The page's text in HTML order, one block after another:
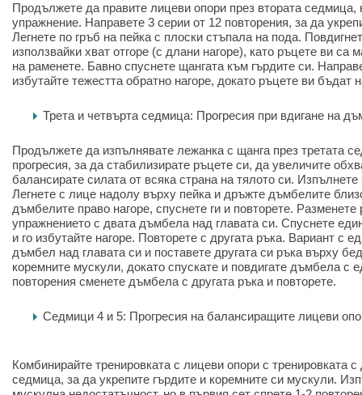
Продължете да правите лицеви опори през втората седмица,
упражнение. Направете 3 серии от 12 повторения, за да
Легнете по гръб на пейка с плоски стъпала на пода.
използвайки хват отгоре (с длани нагоре), като ръцете ви са
на раменете. Бавно спуснете щангата към гърдите си.
избутайте тежестта обратно нагоре, докато ръцете ви бъдат
Трета и четвърта седмица: Прогресия при вдигане на
Продължете да изпълнявате лежанка с щанга през третата
прогресия, за да стабилизирате ръцете си, да увеличите
балансирате силата от всяка страна на тялото си.
Легнете с лице надолу върху пейка и дръжте дъмбелите
дъмбелите право нагоре, спуснете ги и повторете. Разменете
упражнението с двата дъмбела над главата си. Спуснете
и го избутайте нагоре. Повторете с другата ръка. Вариант с
дъмбел над главата си и поставете другата си ръка върху
коремните мускули, докато спускате и повдигате дъмбела с
повторения сменете дъмбела с другата ръка и повторете.
Седмици 4 и 5: Прогресия на балансиращите лицеви
Комбинирайте тренировката с лицеви опори с тренировката
седмица, за да укрепите гърдите и коремните си мускули.